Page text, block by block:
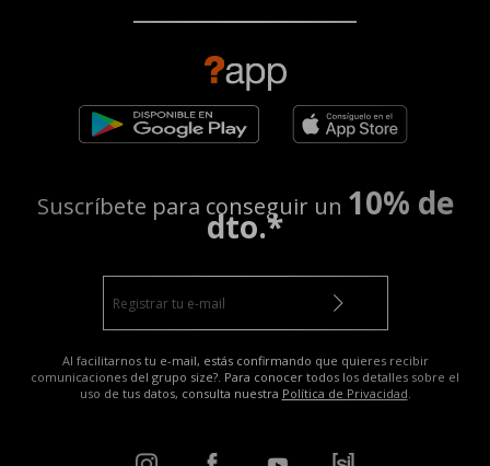
Suscríbete para conseguir un 10% de
dto.*
Al facilitarnos tu e-mail, estás confirmando que quieres recibir
comunicaciones del grupo size?. Para conocer todos los detalles sobre el
uso de tus datos, consulta nuestra Política de Privacidad.